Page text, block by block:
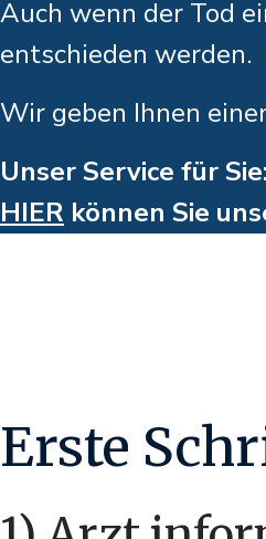
Auch wenn der Tod
entschieden werden.
Wir geben Ihnen
Unser Service für Sie:
HIER können Sie
Erste